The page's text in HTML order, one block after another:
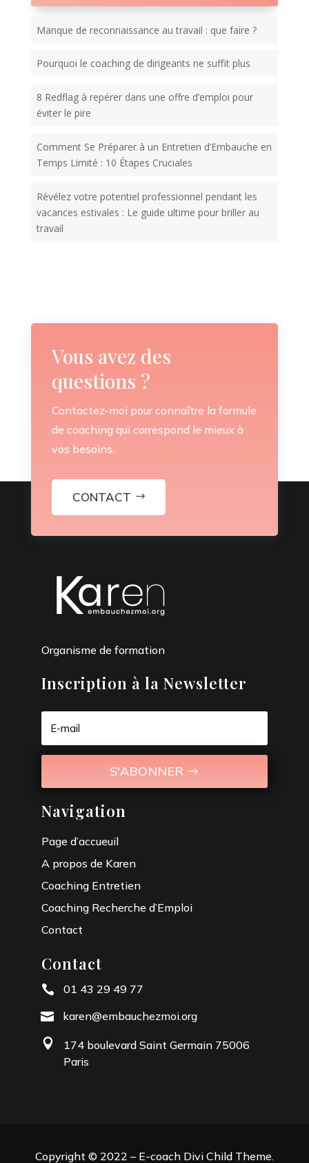
Manque de reconnaissance au travail : que faire ?
Pourquoi le coaching de dirigeants ne suffit plus
8 Redflag à repérer dans une offre d’emploi pour
éviter le pire
Comment Se Préparer à un Entretien d’Embauche en
Temps Limité : 10 Étapes Cruciales
Révélez votre potentiel professionnel pendant les
vacances estivales : Le guide ultime pour briller au
travail
Vous avez des
questions ?
Contactez-moi pour connaître la formule
de coaching qui correspond le mieux à
vos besoins.
CONTACT
Organisme de formation
Inscription à la Newsletter
S'ABONNER
Navigation
Page d’accueuil
A propos de Karen
Coaching Entretien
Coaching Recherche d’Emploi
Contact
Contact
 01 43 29 49 77
 karen@embauchezmoi.org

174 boulevard Saint Germain 75006
Paris
Copyright © 2022 – E-coach Divi Child Theme.